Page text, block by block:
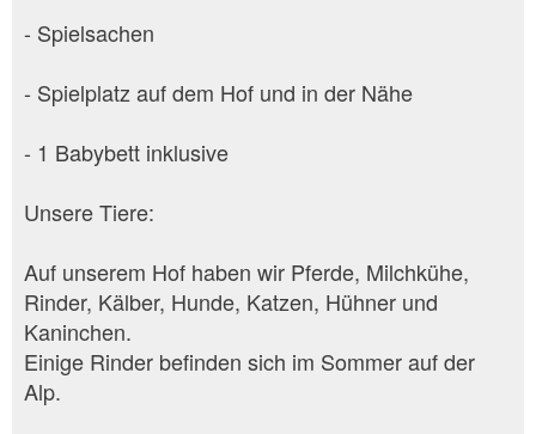
- Spielsachen
- Spielplatz auf dem Hof und in der Nähe
- 1 Babybett inklusive
Unsere Tiere:
Auf unserem Hof haben wir Pferde, Milchkühe,
Rinder, Kälber, Hunde, Katzen, Hühner und
Kaninchen.
Einige Rinder befinden sich im Sommer auf der
Alp.